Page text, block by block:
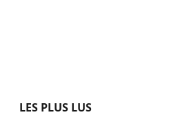
LES PLUS LUS